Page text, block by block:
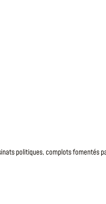
politiques, complots fomentés